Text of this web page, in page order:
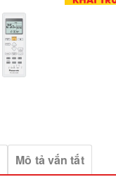
Mô tả vắn tắt